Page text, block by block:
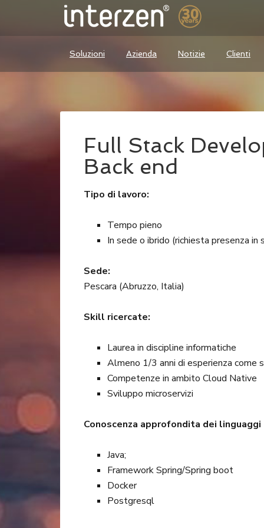
Soluzioni Azienda Notizie Clienti
Full Stack
Back end
Tipo di lavoro:
Tempo pieno
In sede o ibrido (richiesta presenza
Sede:
Pescara (Abruzzo, Italia)
Skill ricercate:
Laurea in discipline informatiche
Almeno 1/3 anni di esperienza come
Competenze in ambito Cloud Native
Sviluppo microservizi
Conoscenza approfondita dei linguaggi
Java;
Framework Spring/Spring boot
Docker
Postgresql